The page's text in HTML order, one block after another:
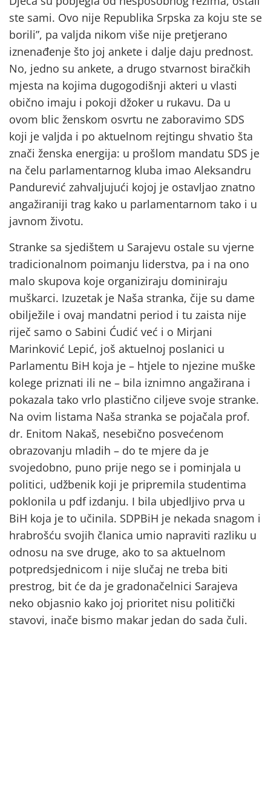
ste sami. Ovo nije Republika Srpska za koju ste se
borili”, pa valjda nikom više nije pretjerano
iznenađenje što joj ankete i dalje daju prednost.
No, jedno su ankete, a drugo stvarnost biračkih
mjesta na kojima dugogodišnji akteri u vlasti
obično imaju i pokoji džoker u rukavu. Da u
ovom blic ženskom osvrtu ne zaboravimo SDS
koji je valjda i po aktuelnom rejtingu shvatio šta
znači ženska energija: u prošlom mandatu SDS je
na čelu parlamentarnog kluba imao Aleksandru
Pandurević zahvaljujući kojoj je ostavljao znatno
angažiraniji trag kako u parlamentarnom tako i u
javnom životu.
Stranke sa sjedištem u Sarajevu ostale su vjerne
tradicionalnom poimanju liderstva, pa i na ono
malo skupova koje organiziraju dominiraju
muškarci. Izuzetak je Naša stranka, čije su dame
obilježile i ovaj mandatni period i tu zaista nije
riječ samo o Sabini Ćudić već i o Mirjani
Marinković Lepić, još aktuelnoj poslanici u
Parlamentu BiH koja je – htjele to njezine muške
kolege priznati ili ne – bila iznimno angažirana i
pokazala tako vrlo plastično ciljeve svoje stranke.
Na ovim listama Naša stranka se pojačala prof.
dr. Enitom Nakaš, nesebično posvećenom
obrazovanju mladih – do te mjere da je
svojedobno, puno prije nego se i pominjala u
politici, udžbenik koji je pripremila studentima
poklonila u pdf izdanju. I bila ubjedljivo prva u
BiH koja je to učinila. SDPBiH je nekada snagom i
hrabrošću svojih članica umio napraviti razliku u
odnosu na sve druge, ako to sa aktuelnom
potpredsjednicom i nije slučaj ne treba biti
prestrog, bit će da je gradonačelnici Sarajeva
neko objasnio kako joj prioritet nisu politički
stavovi, inače bismo makar jedan do sada čuli.